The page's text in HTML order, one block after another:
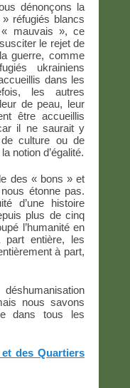
dénonçons la
réfugiés blancs
mauvais », ce
le rejet de
guerre, comme
ukrainiens
dans les
les autres
de peau, leur
être accueillis
il ne saurait y
culture ou de
notion d’égalité.
des « bons » et
étonne pas.
d’une histoire
plus de cinq
l’humanité en
entière, les
à part,
nous savons
dans tous les
des Quartiers